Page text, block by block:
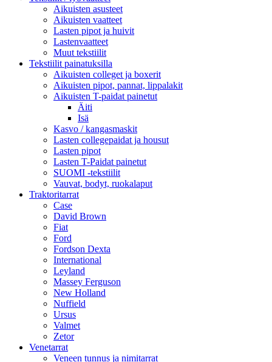
Aikuisten asusteet
Aikuisten vaatteet
Lasten pipot ja huivit
Lastenvaatteet
Muut tekstiilit
Tekstiilit painatuksilla
Aikuisten colleget ja boxerit
Aikuisten pipot, pannat, lippalakit
Aikuisten T-paidat painetut
Äiti
Isä
Kasvo / kangasmaskit
Lasten collegepaidat ja housut
Lasten pipot
Lasten T-Paidat painetut
SUOMI -tekstiilit
Vauvat, bodyt, ruokalaput
Traktoritarrat
Case
David Brown
Fiat
Ford
Fordson Dexta
International
Leyland
Massey Ferguson
New Holland
Nuffield
Ursus
Valmet
Zetor
Venetarrat
Veneen tunnus ja nimitarrat